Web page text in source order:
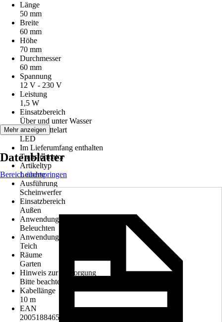
Länge
50 mm
Breite
60 mm
Höhe
70 mm
Durchmesser
60 mm
Spannung
12 V - 230 V
Leistung
1,5 W
Einsatzbereich
Über und unter Wasser
Leuchtmittelart
LED
Im Lieferumfang enthalten
Transformator
Artikeltyp
Leuchte
Ausführung
Scheinwerfer
Einsatzbereich
Außen
Anwendung
Beleuchten
Anwendungsbereich
Teich
Räume
Garten
Hinweis zur Entsorgung
Bitte beachte die Hinweise zur Entsorgung
Kabellänge
10 m
EAN
2005188465007, 4006873275381, 4006873309215
Mehr anzeigen
Datenblätter
Bereich überspringen